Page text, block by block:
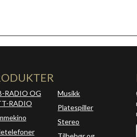
RADIO OG
RADIO
Musikk
Platespiller
Stereo